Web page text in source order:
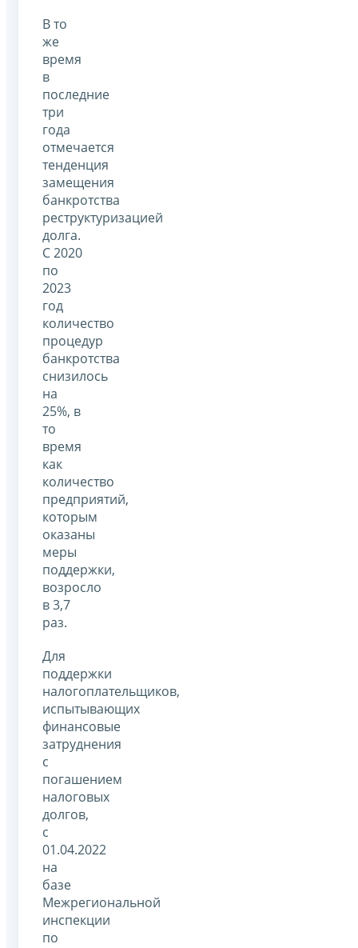
В то
же
время
в
последние
три
года
отмечается
тенденция
замещения
банкротства
реструктуризацией
долга.
С 2020
по
2023
год
количество
процедур
банкротства
снизилось
на
25%, в
то
время
как
количество
предприятий,
которым
оказаны
меры
поддержки,
возросло
в 3,7
раз.
Для
поддержки
налогоплательщиков,
испытывающих
финансовые
затруднения
с
погашением
налоговых
долгов,
с
01.04.2022
на
базе
Межрегиональной
инспекции
по